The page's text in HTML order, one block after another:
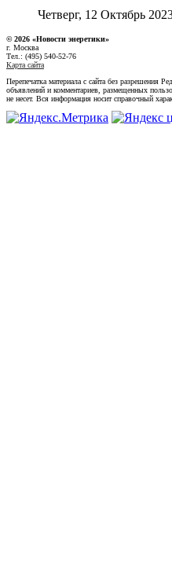
Четверг, 12 Октябрь
© 2026 «Новости энеретики»
г. Москва
Тел.: (495) 540-52-76
Карта сайта
Перепечатка материала с сайта без разрешения
объявлений и комментариев, размещенных
не несет. Вся информация носит справочный